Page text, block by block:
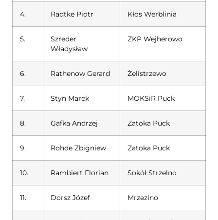
4. Radtke Piotr Kłos Werblinia
5.
Szreder
Władysław
ZKP Wejherowo
6. Rathenow Gerard Żelistrzewo
7. Styn Marek MOKSiR Puck
8. Gafka Andrzej Zatoka Puck
9. Rohde Zbigniew Zatoka Puck
10. Rambiert Florian Sokół Strzelno
11. Dorsz Józef Mrzezino